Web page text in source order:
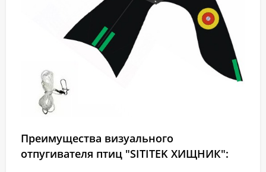
Преимущества визуального
отпугивателя птиц "SITITEK ХИЩНИК":